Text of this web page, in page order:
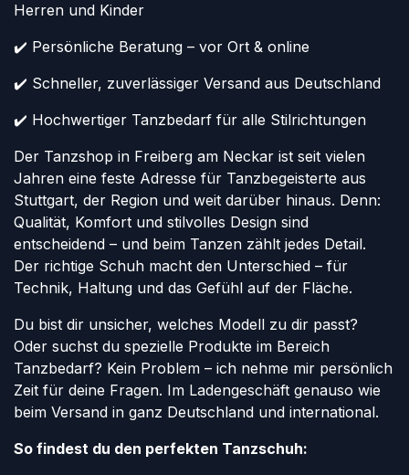
Herren und Kinder
✔️ Persönliche Beratung – vor Ort & online
✔️ Schneller, zuverlässiger Versand aus Deutschland
✔️ Hochwertiger Tanzbedarf für alle Stilrichtungen
Der Tanzshop in Freiberg am Neckar ist seit vielen
Jahren eine feste Adresse für Tanzbegeisterte aus
Stuttgart, der Region und weit darüber hinaus. Denn:
Qualität, Komfort und stilvolles Design sind
entscheidend – und beim Tanzen zählt jedes Detail.
Der richtige Schuh macht den Unterschied – für
Technik, Haltung und das Gefühl auf der Fläche.
Du bist dir unsicher, welches Modell zu dir passt?
Oder suchst du spezielle Produkte im Bereich
Tanzbedarf? Kein Problem – ich nehme mir persönlich
Zeit für deine Fragen. Im Ladengeschäft genauso wie
beim Versand in ganz Deutschland und international.
So findest du den perfekten Tanzschuh: